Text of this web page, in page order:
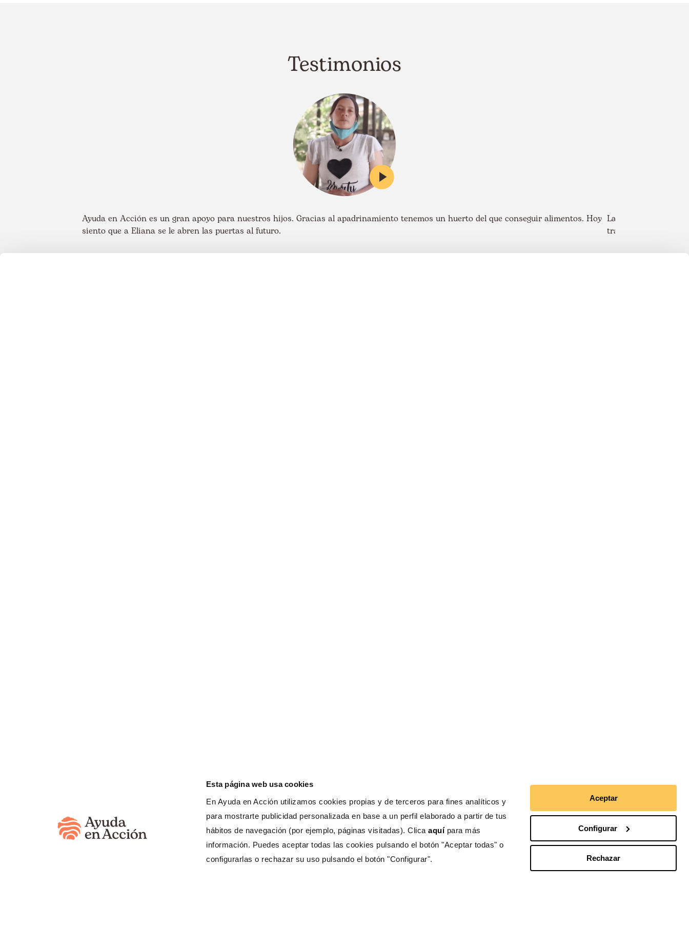
Esta página web usa cookies
En Ayuda en Acción utilizamos cookies propias y de terceros para fines analíticos y
para mostrarte publicidad personalizada en base a un perfil elaborado a partir de tus
hábitos de navegación (por ejemplo, páginas visitadas). Clicaaquí para más
información. Puedes aceptar todas las cookies pulsando el botón "Aceptar todas" o
configurarlas o rechazar su uso pulsando el botón "Configurar".
Aceptar
Configurar
Rechazar
Testimonios
Ayuda en Acción es un gran apoyo para nuestros hijos. Gracias al apadrinamiento tenemos un huerto del que conseguir alimentos. Hoy
siento que a Eliana se le abren las puertas al futuro.
La infancia es la
trabajo se
Este sitio está protegido por reCAPTCHA y se aplican
laPolítica de Privacidady los
Términos de servicio
de Google.